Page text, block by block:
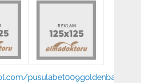
pusulabet009goldenbahis009